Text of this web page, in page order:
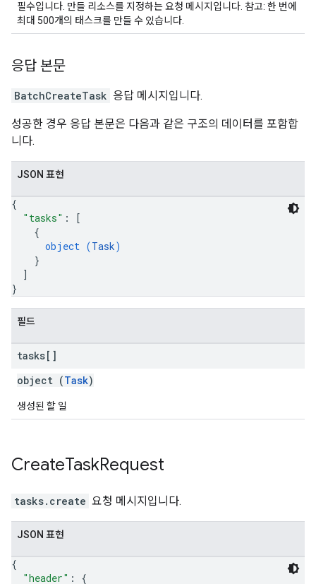
필수입니다. 만들 리소스를 지정하는 요청 메시지입니다. 참고: 한 번에
최대 500개의 태스크를 만들 수 있습니다.
응답 본문
BatchCreateTask 응답 메시지입니다.
성공한 경우 응답 본문은 다음과 같은 구조의 데이터를 포함합
니다.
JSON 표현
{
"tasks" :
[
{
object (Task)
}
]
}
필드
tasks[]
object (Task)
생성된 할 일
CreateTaskRequest
tasks.create 요청 메시지입니다.
JSON 표현
{
"header" : {